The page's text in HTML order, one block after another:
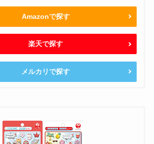
Amazonで探す
楽天で探す
メルカリで探す